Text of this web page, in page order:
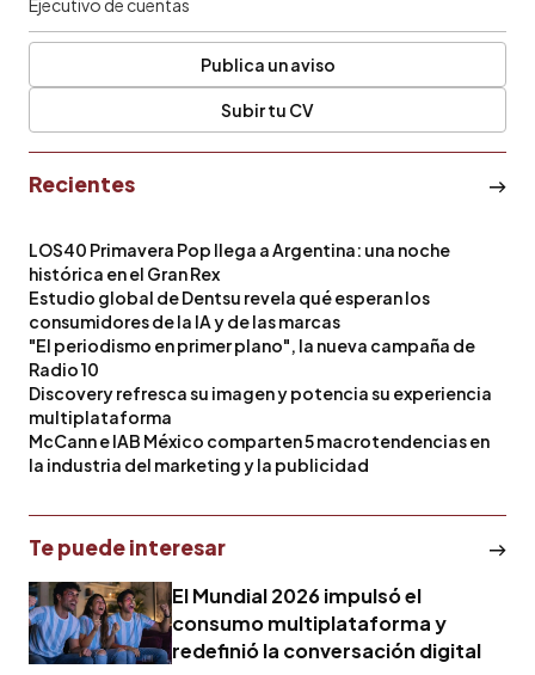
Ejecutivo de cuentas
Publica un aviso
Subir tu CV
Recientes
LOS40 Primavera Pop llega a Argentina: una noche
histórica en el Gran Rex
Estudio global de Dentsu revela qué esperan los
consumidores de la IA y de las marcas
"El periodismo en primer plano", la nueva campaña de
Radio 10
Discovery refresca su imagen y potencia su experiencia
multiplataforma
McCann e IAB México comparten 5 macrotendencias en
la industria del marketing y la publicidad
Te puede interesar
El Mundial 2026 impulsó el
consumo multiplataforma y
redefinió la conversación digital